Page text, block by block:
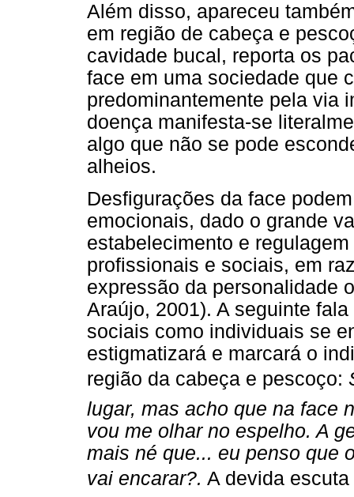
Além disso, apareceu
em região de cabeça e
cavidade bucal, reporta os
face em uma sociedade que
predominantemente pela via
doença manifesta-se
algo que não se pode
alheios.
Desfigurações da face
emocionais, dado o grande
estabelecimento e
profissionais e sociais, em
expressão da personalidade
Araújo, 2001). A seguinte
sociais como individuais se
estigmatizará e marcará o
região da cabeça e pescoço:
lugar, mas acho que na face
vou me olhar no espelho. A
mais né que... eu penso que
vai encarar?. A devida